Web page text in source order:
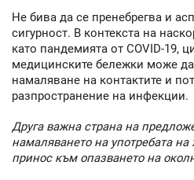
Не бива да се пренебрегва и
сигурност. В контекста на
като пандемията от COVID-19,
медицинските бележки може
намаляване на контактите и
разпространение на инфекции.
Друга важна страна на
намаляването на употребата на
принос към опазването на